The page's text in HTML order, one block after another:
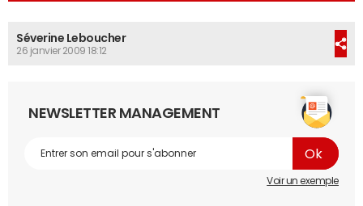
Séverine Leboucher
26 janvier 2009 18:12
NEWSLETTER MANAGEMENT
Voir un exemple